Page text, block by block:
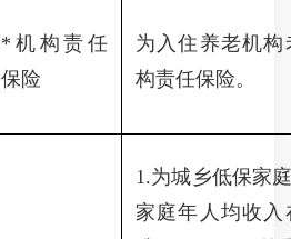
*机构责任
保险
为入住养老机
构责任保险。
1.为城乡低保家
家庭年人均收